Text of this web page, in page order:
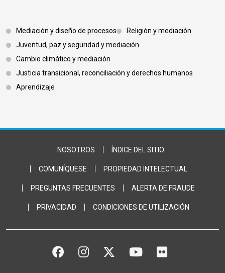
Footer 3
Mediación y diseño de procesos
Religión y mediación
Juventud, paz y seguridad y mediación
Cambio climático y mediación
Justicia transicional, reconciliación y derechos humanos
Aprendizaje
Footer Bottom
NOSOTROS ÍNDICE DEL SITIO
COMUNÍQUESE PROPIEDAD INTELECTUAL
PREGUNTAS FRECUENTES ALERTA DE FRAUDE
PRIVACIDAD CONDICIONES DE UTILIZACIÓN
FACEBOOK
INSTAGRAM
TWITTERYOUTUBE
FLICKR